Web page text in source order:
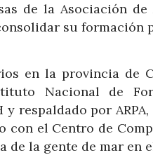
de la Asociación de
su formación
en la provincia de
Nacional de
respaldado por
con el Centro de
la gente de mar en